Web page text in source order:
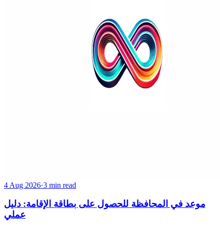
4 Aug 2026·3 min read
موعد في المحافظة للحصول على بطاقة الإقامة: دليل
عملي